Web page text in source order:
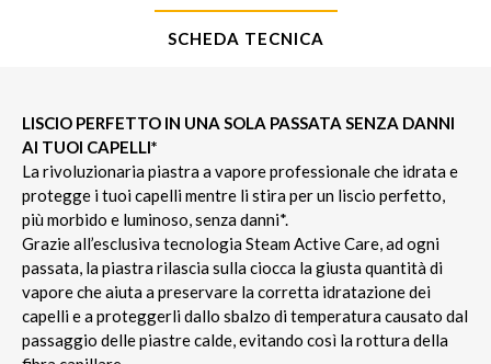
SCHEDA TECNICA
LISCIO PERFETTO IN UNA SOLA PASSATA SENZA DANNI
AI TUOI CAPELLI*
La rivoluzionaria piastra a vapore professionale che idrata e
protegge i tuoi capelli mentre li stira per un liscio perfetto,
più morbido e luminoso, senza danni*.
Grazie all’esclusiva tecnologia Steam Active Care, ad ogni
passata, la piastra rilascia sulla ciocca la giusta quantità di
vapore che aiuta a preservare la corretta idratazione dei
capelli e a proteggerli dallo sbalzo di temperatura causato dal
passaggio delle piastre calde, evitando così la rottura della